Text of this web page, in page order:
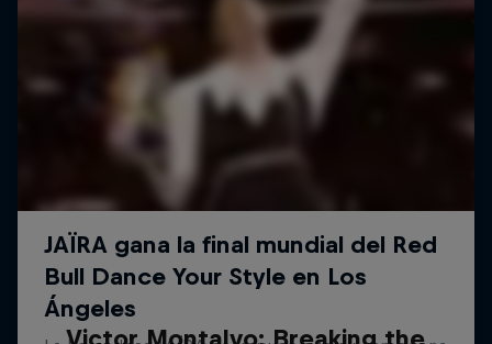
Victor Montalvo: Breaking the